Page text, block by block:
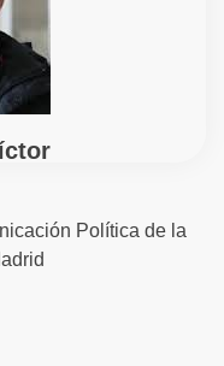
Política de la